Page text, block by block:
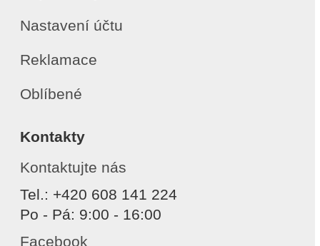
Nastavení účtu
Reklamace
Oblíbené
Kontakty
Kontaktujte nás
Tel.: +420 608 141 224
Po - Pá: 9:00 - 16:00
Facebook